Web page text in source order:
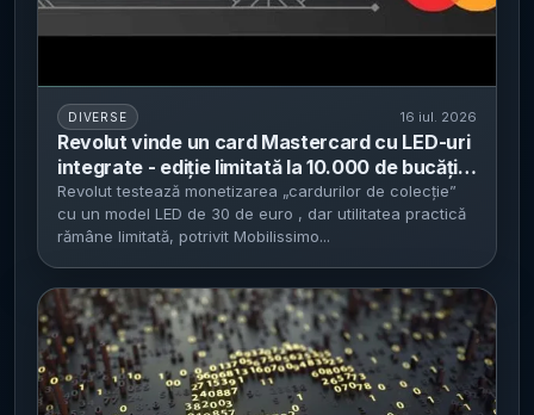
DIVERSE 16 iul. 2026
Revolut vinde un card Mastercard cu LED-uri
integrate - ediție limitată la 10.000 de bucăți,
la circa 30 de euro, cu utilitate contestată
Revolut testează monetizarea „cardurilor de colecție”
cu un model LED de 30 de euro , dar utilitatea practică
rămâne limitată, potrivit Mobilissimo...